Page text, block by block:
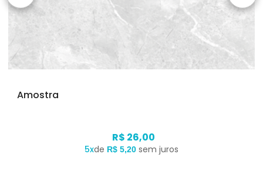
Amostra
R$ 26,00
5xde R$ 5,20 sem juros